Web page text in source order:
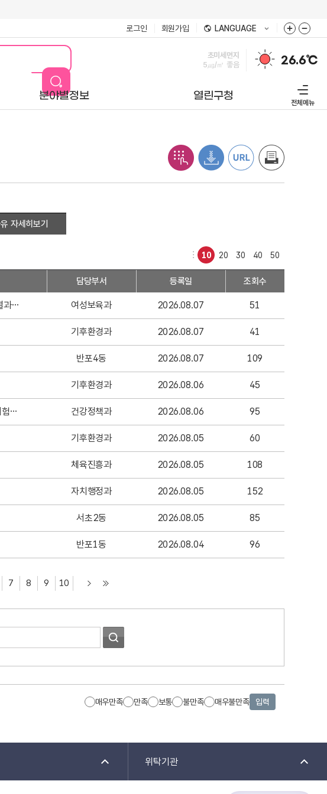
로그인 회원가입 LANGUAGE
미세먼지
8㎍/㎥ 좋음 26.6℃
분야별정보 열린구청
전체메뉴
자세히보기
10 20 30 40 50
담당부서 등록일 조회수
아이돌봄 서비스 제공기관 성범죄 경력자 취업 점검·확인 결과 공개 여성보육과 2026.08.07 51
기후환경과 2026.08.07 41
반포4동 2026.08.07 109
기후환경과 2026.08.06 45
2026년 '서초아이 면역파워UP센터' 어린이 감염병예방 체험교육 신청 안내 건강정책과 2026.08.06 95
기후환경과 2026.08.05 60
체육진흥과 2026.08.05 108
자치행정과 2026.08.05 152
서초2동 2026.08.05 85
반포1동 2026.08.04 96
7 8 9 10
시
판
검
매우만족 만족 보통 불만족 매우불만족 입력
위탁기관